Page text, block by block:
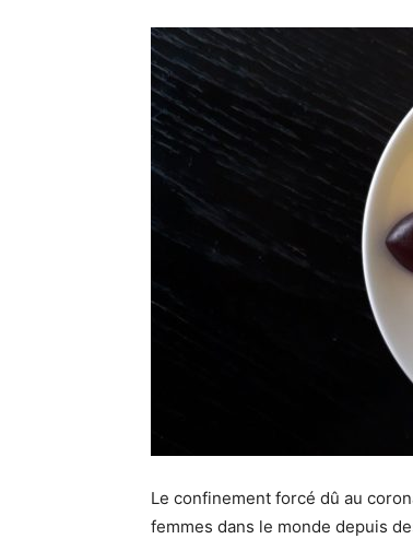
Le confinement forcé dû au
femmes dans le monde depuis